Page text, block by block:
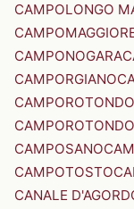
CAMPOLONGO
CAMPONOGARA
CAMPORGIANO
CAMPOSANO
CAMPOTOSTO
CANALE